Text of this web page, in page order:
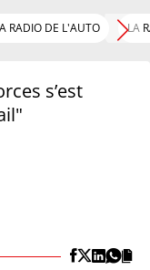
RADIO DE L'AUTO LA
s’est